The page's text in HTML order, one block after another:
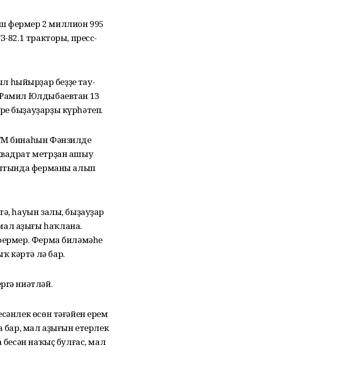
фермер 2 миллион 995
82.1 тракторы, пресс-
беҙҙең тау-
Юлдыбаевтан 13
быҙауҙарҙы күрһәтеп.
бинаһын Фәнзилдең
метрҙан ашыу
ферманы алып
һауын залы, быҙауҙар
аҙығы һаҡлана.
Ферма биләмәһе
кәртә лә бар.
ниәтләй.
өсөн тәғәйен ерем
бар, мал аҙығын етерлек
наҡыҫ булғас, мал